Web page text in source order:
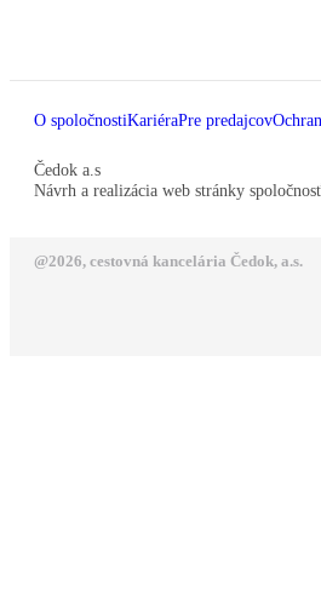
O spoločnostiKariéraPre predajcov
Čedok a.s
Návrh a realizácia web stránky
@2026, cestovná kancelária Čedok, a.s.